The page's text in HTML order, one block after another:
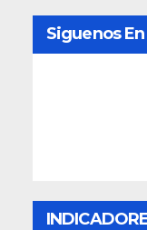
Siguenos